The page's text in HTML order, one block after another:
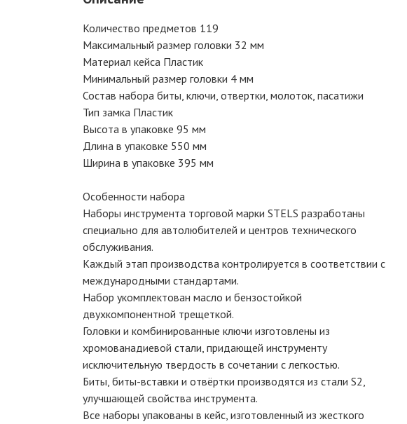
Количество предметов 119
Максимальный размер головки 32 мм
Материал кейса Пластик
Минимальный размер головки 4 мм
Состав набора биты, ключи, отвертки, молоток, пасатижи
Тип замка Пластик
Высота в упаковке 95 мм
Длина в упаковке 550 мм
Ширина в упаковке 395 мм
Особенности набора
Наборы инструмента торговой марки STELS разработаны
специально для автолюбителей и центров технического
обслуживания.
Каждый этап производства контролируется в соответствии с
международными стандартами.
Набор укомплектован масло и бензостойкой
двухкомпонентной трещеткой.
Головки и комбинированные ключи изготовлены из
хромованадиевой стали, придающей инструменту
исключительную твердость в сочетании с легкостью.
Биты, биты-вставки и отвёртки производятся из стали S2,
улучшающей свойства инструмента.
Все наборы упакованы в кейс, изготовленный из жесткого